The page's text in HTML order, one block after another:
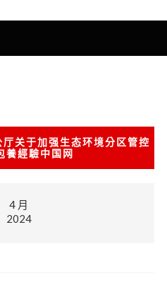
关于加强生态环境分区管控
養經驗中国网
4 月
2024